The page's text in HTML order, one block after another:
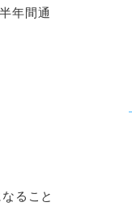
年間通
ること